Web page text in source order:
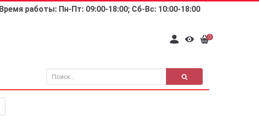
Время работы: Пн-Пт: 09:00-18:00; Сб-Вс: 10:00-18:00
0